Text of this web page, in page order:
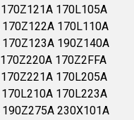
170L105A
170L110A
190Z140A
170Z2FFA
170L205A
170L223A
230X101A